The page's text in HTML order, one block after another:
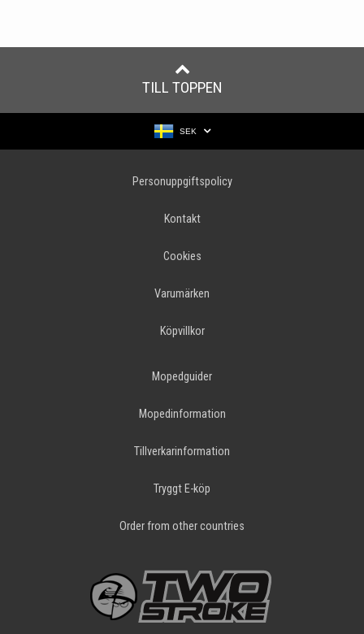
TILL TOPPEN
SEK
Personuppgiftspolicy
Kontakt
Cookies
Varumärken
Köpvillkor
Mopedguider
Mopedinformation
Tillverkarinformation
Tryggt E-köp
Order from other countries